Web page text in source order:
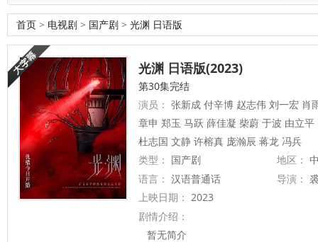
首页 > 电视剧 > 国产剧 > 光渊 日语版
光渊 日语版(2023)
第30集完结
演员： 张新成 付辛博 赵志伟 刘一宏 肖
章申 郑玉 马跃 薛佳凝 柴蔚 于波 由立
杜志国 文静 许榕真 庞瀚辰 蒋龙 冯兵
类型： 国产剧 地区：
语言： 汉语普通话 导演：
上映日期： 2023
剧情介绍：
暂无简介